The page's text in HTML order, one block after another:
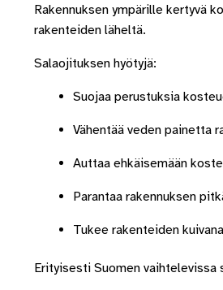
Rakennuksen ympärille kertyvä
rakenteiden läheltä.
Salaojituksen hyötyjä:
Suojaa perustuksia
Vähentää veden painetta
Auttaa ehkäisemään
Parantaa rakennuksen
Tukee rakenteiden
Erityisesti Suomen